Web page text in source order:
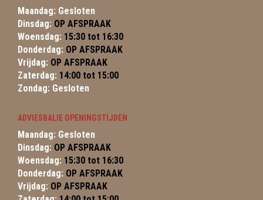
Maandag: Gesloten
Dinsdag: OP AFSPRAAK
Woensdag: 15:30 tot 16:30
Donderdag: OP AFSPRAAK
Vrijdag: OP AFSPRAAK
Zaterdag: 14:00 tot 15:00
Zondag: Gesloten
ADVIESBALIE OPENINGSTIJDEN
Maandag: Gesloten
Dinsdag: OP AFSPRAAK
Woensdag: 15:30 tot 16:30
Donderdag: OP AFSPRAAK
Vrijdag: OP AFSPRAAK